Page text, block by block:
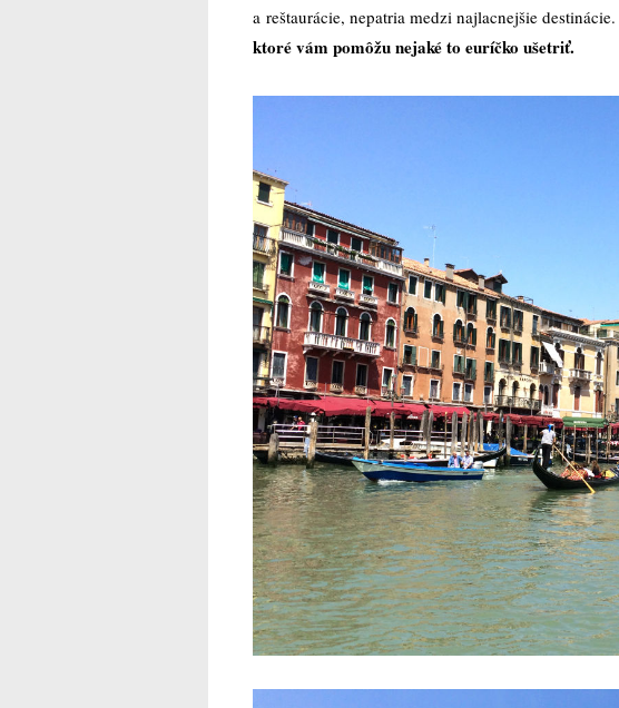
a reštaurácie, nepatria medzi najlacnejšie destinácie.
ktoré vám pomôžu nejaké to euríčko ušetriť.